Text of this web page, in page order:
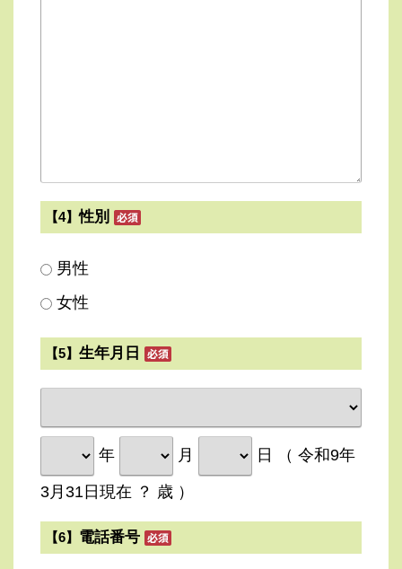
【4】性別
男性
女性
【5】 生年月日
年 月 日 （ 令和9年
3月31日現在 ？ 歳 ）
【6】 電話番号